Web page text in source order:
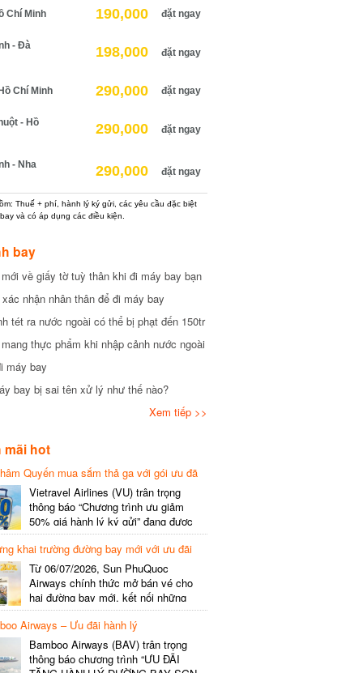
Chí Minh 190,000 đặt ngay
- Đà
198,000 đặt ngay
Chí Minh 290,000 đặt ngay
- Hồ
290,000 đặt ngay
- Nha
290,000 đặt ngay
Thuế + phí, hành lý ký gửi, các yêu cầu đặc biệt
và có áp dụng các điều kiện.
bay
về giấy tờ tuỳ thân khi đi máy bay bạn
nhận nhân thân để đi máy bay
tét ra nước ngoài có thể bị phạt đến 150tr
thực phẩm khi nhập cảnh nước ngoài
bay
bay bị sai tên xử lý như thế nào?
Xem tiếp >>
hot
Quyến mua sắm thả ga với gói ưu đã
gói cước
Vietravel Airlines (VU) trân trọng
thông báo “Chương trình ưu giảm
50% giá hành lý ký gửi” đang được
triển khai cho đường bay quốc tế mới
kết nối từ TP. Hồ Chí Minh
(SGN) đi Thâm Quyến – Trung Quốc
(SZX), chi tiết như sau: LỊCH BAY
CHI TIẾT Đường bay SHCB Giờ khởi
hành Giờ đến Tần suất…
khai trường đường bay mới với ưu đãi
Từ 06/07/2026, Sun PhuQuoc
Airways chính thức mở bán vé cho
hai đường bay mới, kết nối những
điểm đến giàu trải nghiệm, giúp hành
khách khám phá vẻ đẹp thiên nhiên
và văn hóa của miền Trung Việt Nam.
Thông tin đường bay mới Đường bay
Airways – Ưu đãi hành lý
Bamboo Airways (BAV) trân trọng
thông báo chương trình “ƯU ĐÃI